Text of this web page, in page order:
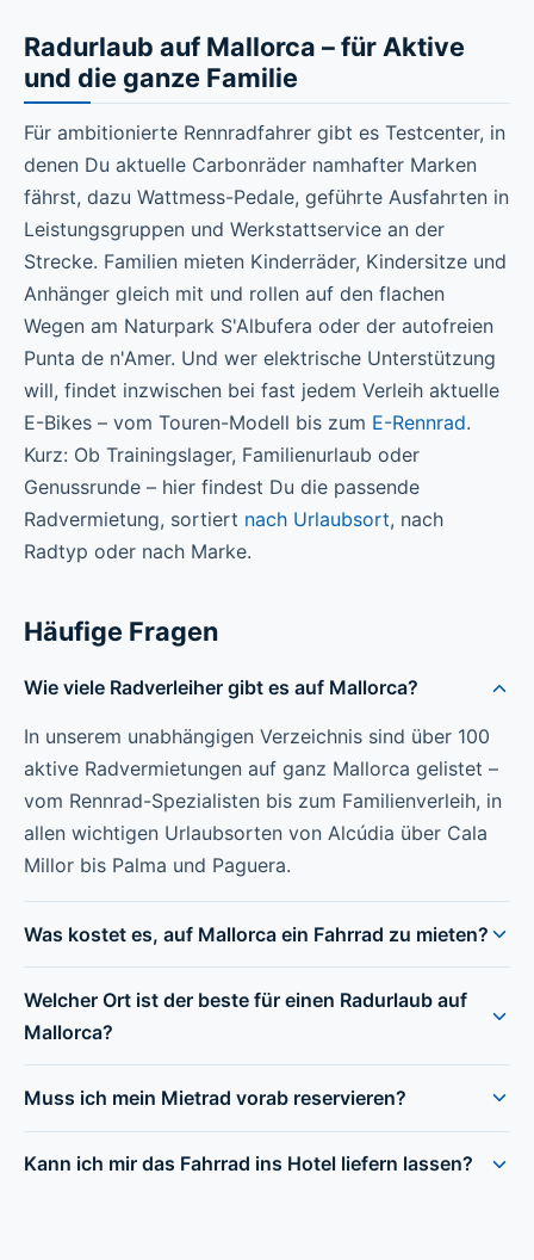
Radurlaub auf Mallorca – für Aktive
und die ganze Familie
Für ambitionierte Rennradfahrer gibt es Testcenter, in
denen Du aktuelle Carbonräder namhafter Marken
fährst, dazu Wattmess-Pedale, geführte Ausfahrten in
Leistungsgruppen und Werkstattservice an der
Strecke. Familien mieten Kinderräder, Kindersitze und
Anhänger gleich mit und rollen auf den flachen
Wegen am Naturpark S'Albufera oder der autofreien
Punta de n'Amer. Und wer elektrische Unterstützung
will, findet inzwischen bei fast jedem Verleih aktuelle
E-Bikes – vom Touren-Modell bis zum E-Rennrad.
Kurz: Ob Trainingslager, Familienurlaub oder
Genussrunde – hier findest Du die passende
Radvermietung, sortiert nach Urlaubsort, nach
Radtyp oder nach Marke.
Häufige Fragen
Wie viele Radverleiher gibt es auf Mallorca?
In unserem unabhängigen Verzeichnis sind über 100
aktive Radvermietungen auf ganz Mallorca gelistet –
vom Rennrad-Spezialisten bis zum Familienverleih, in
allen wichtigen Urlaubsorten von Alcúdia über Cala
Millor bis Palma und Paguera.
Was kostet es, auf Mallorca ein Fahrrad zu mieten?
Welcher Ort ist der beste für einen Radurlaub auf
Mallorca?
Muss ich mein Mietrad vorab reservieren?
Kann ich mir das Fahrrad ins Hotel liefern lassen?